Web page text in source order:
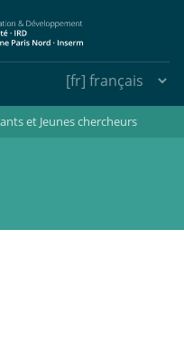
et Jeunes chercheurs